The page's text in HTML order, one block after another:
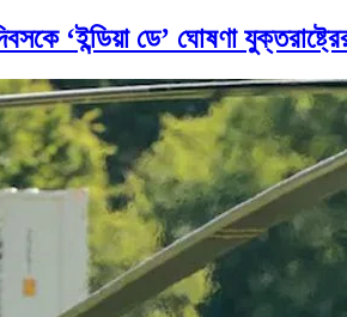
‘ইন্ডিয়া ডে’ ঘোষণা